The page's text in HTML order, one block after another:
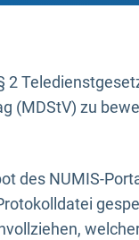
(MDStV) zu
des NUMIS-